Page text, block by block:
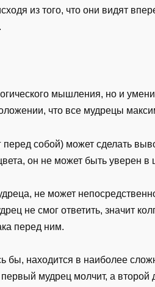
из того, что они видят
мышления, но и
что все мудрецы
собой) может сделать
он не может быть уверен в
не может
не смог ответить, значит
перед ним.
бы, находится в наиболее
мудрец молчит, а второй